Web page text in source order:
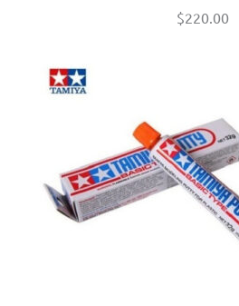
$220.00